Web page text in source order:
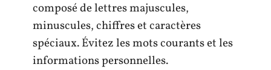
composé de lettres majuscules,
minuscules, chiffres et caractères
spéciaux. Évitez les mots courants et les
informations personnelles.